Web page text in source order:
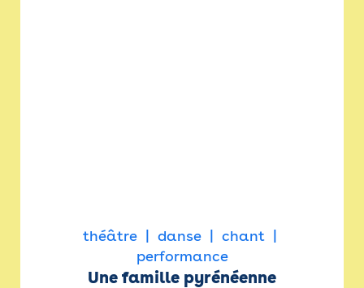
théâtre danse
chant
performance
Une famille pyrénéenne